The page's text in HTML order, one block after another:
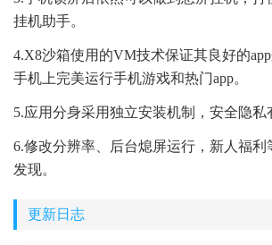
挂机助手。
4.X8沙箱使用的VM技术保证其良好的
手机上完美运行手机游戏和热门app。
5.应用分身采用独立安装机制，安全隐私
6.修改分辨率、后台熄屏运行，新人福
发现。
更新日志